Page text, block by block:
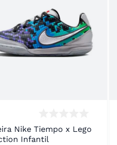
Nike Tiempo x Lego
Infantil